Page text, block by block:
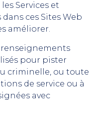
Services et
ces Sites Web
améliorer.
renseignements
pour pister
criminelle, ou toute
de service ou à
avec